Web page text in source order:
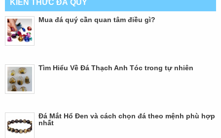
KIẾN THỨC ĐÁ QUÝ
Mua đá quý cần quan tâm điều gì?
Tìm Hiểu Về Đá Thạch Anh Tóc trong tự nhiên
Đá Mắt Hổ Đen và cách chọn đá theo mệnh phù hợp
nhất